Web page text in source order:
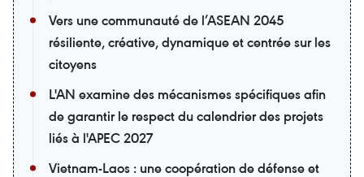
Vers une communauté de l’ASEAN 2045
résiliente, créative, dynamique et centrée sur les
citoyens
L'AN examine des mécanismes spécifiques afin
de garantir le respect du calendrier des projets
liés à l'APEC 2027
Vietnam-Laos : une coopération de défense et